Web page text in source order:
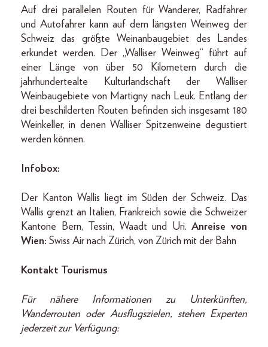
Auf drei parallelen Routen für Wanderer, Radfahrer
und Autofahrer kann auf dem längsten Weinweg der
Schweiz das größte Weinanbaugebiet des Landes
erkundet werden. Der „Walliser Weinweg“ führt auf
einer Länge von über 50 Kilometern durch die
jahrhundertealte Kulturlandschaft der Walliser
Weinbaugebiete von Martigny nach Leuk. Entlang der
drei beschilderten Routen befinden sich insgesamt 180
Weinkeller, in denen Walliser Spitzenweine degustiert
werden können.
Infobox:
Der Kanton Wallis liegt im Süden der Schweiz. Das
Wallis grenzt an Italien, Frankreich sowie die Schweizer
Kantone Bern, Tessin, Waadt und Uri.Anreise von
Wien: Swiss Air nach Zürich, von Zürich mit der Bahn
Kontakt Tourismus
Für nähere Informationen zu Unterkünften,
Wanderrouten oder Ausflugszielen, stehen Experten
jederzeit zur Verfügung: